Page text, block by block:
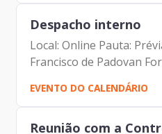
Felipe Vidal Arellano...
Despacho interno
Local: Online Pauta: Prévia CA
Francisco de Padovan
Prodam) Angélica de
(Secretária da
EVENTO DO CALENDÁRIO
Reunião com a